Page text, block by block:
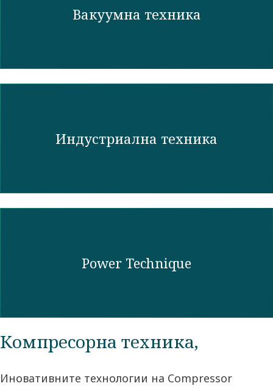
Вакуумна техника
Индустриална техника
Power Technique
Компресорна техника,
Иновативните технологии на Compressor